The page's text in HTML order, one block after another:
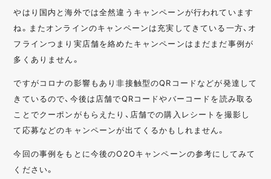
やはり国内と海外では全然違うキャンペーンが行われています
ね。またオンラインのキャンペーンは充実してきている一方、オ
フラインつまり実店舗を絡めたキャンペーンはまだまだ事例が
多くありません。
ですがコロナの影響もあり非接触型のQRコードなどが発達して
きているので、今後は店舗でQRコードやバーコードを読み取る
ことでクーポンがもらえたり、店舗での購入レシートを撮影し
て応募などのキャンペーンが出てくるかもしれません。
今回の事例をもとに今後のO2Oキャンペーンの参考にしてみて
ください。